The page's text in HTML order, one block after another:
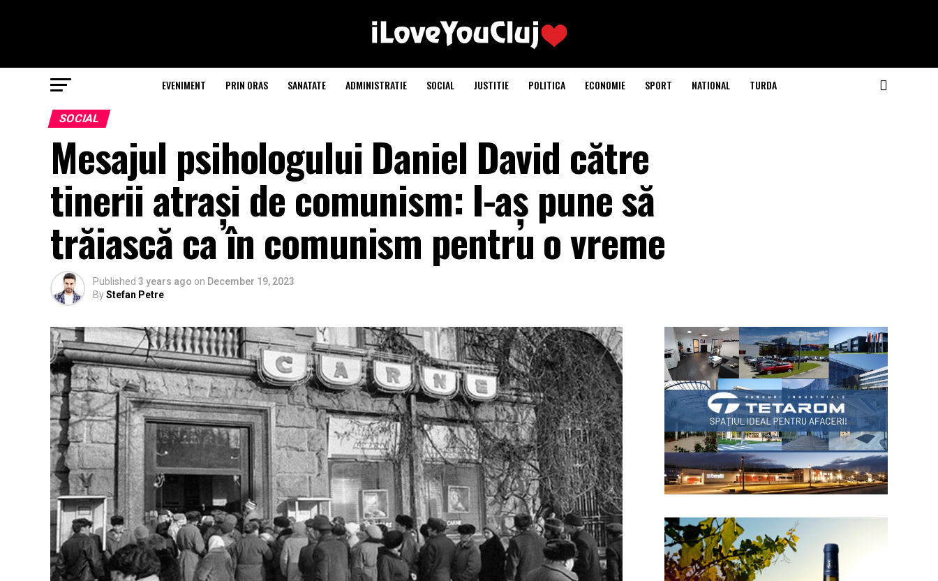
EVENIMENT PRIN ORAS SANATATE ADMINISTRATIE SOCIAL JUSTITIE POLITICA ECONOMIE SPORT NATIONAL TURDA
SOCIAL
Mesajul psihologului Daniel David către
tinerii atrași de comunism: I-aș pune să
trăiască ca în comunism pentru o vreme
Published 3 years ago on December 19, 2023
ByStefan Petre